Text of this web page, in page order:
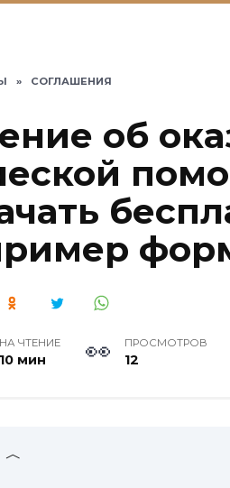
» СОГЛАШЕНИЯ
об
НА ЧТЕНИЕ
10 мин
ПРОСМОТРОВ
12